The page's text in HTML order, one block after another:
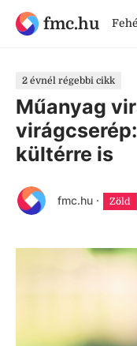
fmc.hu
2 évnél régebbi cikk
Műanyag
kültérre is
fmc.hu · Zöld